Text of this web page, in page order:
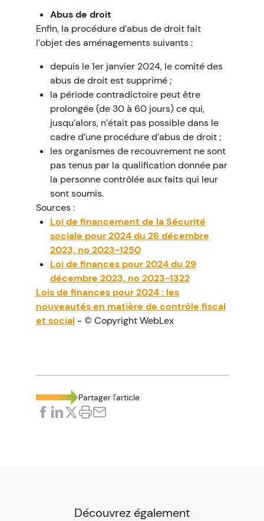
Abus de droit
Enfin, la procédure d’abus de droit fait
l’objet des aménagements suivants :
depuis le 1er janvier 2024, le comité des
abus de droit est supprimé ;
la période contradictoire peut être
prolongée (de 30 à 60 jours) ce qui,
jusqu’alors, n’était pas possible dans le
cadre d’une procédure d’abus de droit ;
les organismes de recouvrement ne sont
pas tenus par la qualification donnée par
la personne contrôlée aux faits qui leur
sont soumis.
Sources :
Loi de financement de la Sécurité
sociale pour 2024 du 26 décembre
2023, no 2023-1250
Loi de finances pour 2024 du 29
décembre 2023, no 2023-1322
Lois de finances pour 2024 : les
nouveautés en matière de contrôle fiscal
et social- © Copyright WebLex
Partager l'article
Découvrez également